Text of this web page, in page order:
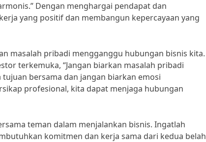
Dengan menghargai pendapat dan
yang positif dan membangun kepercayaan yang
masalah pribadi mengganggu hubungan bisnis kita.
terkemuka, “Jangan biarkan masalah pribadi
bersama dan jangan biarkan emosi
profesional, kita dapat menjaga hubungan
teman dalam menjalankan bisnis. Ingatlah
komitmen dan kerja sama dari kedua belah